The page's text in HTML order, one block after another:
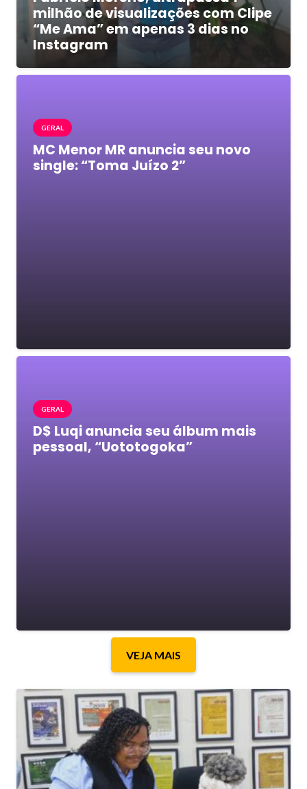
milhão de visualizações com Clipe
“Me Ama” em apenas 3 dias no
Instagram
GERAL
MC Menor MR anuncia seu novo
single: “Toma Juízo 2”
GERAL
D$ Luqi anuncia seu álbum mais
pessoal, “Uototogoka”
VEJA MAIS